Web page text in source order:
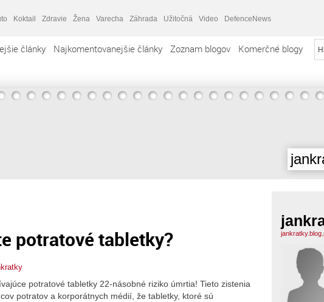
Koktail Zdravie Žena Varecha Záhrada Užitočná Video DefenceNews
články Najkomentovanejšie články Zoznam blogov Komerčné blogy
potratové tabletky?
potratové tabletky 22-násobné riziko úmrtia! Tieto zistenia
potratov a korporátnych médií, že tabletky, ktoré sú